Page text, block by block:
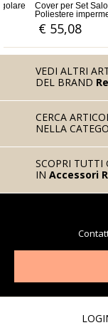
PVC e
Salotto Afrodite
€ 1.138,52
VEDI ALTRI
DEL BRAND
CERCA
NELLA
SCOPRI TUTTI
IN Accessori